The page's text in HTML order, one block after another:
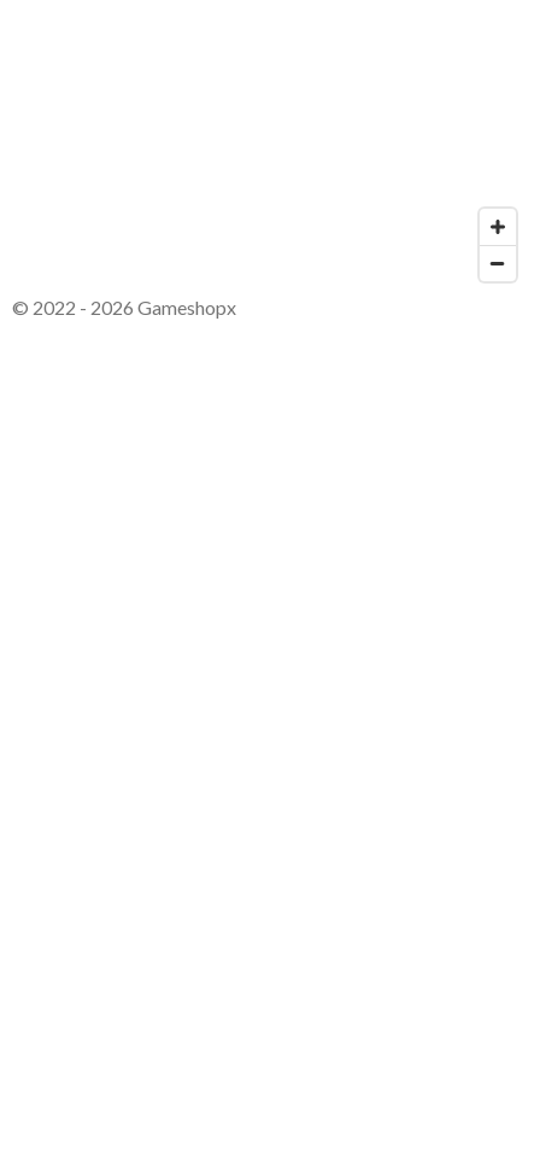
© 2022 - 2026 Gameshopx